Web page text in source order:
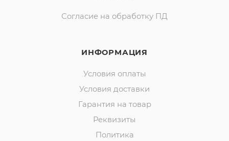
Согласие на обработку ПД
ИНФОРМАЦИЯ
Условия оплаты
Условия доставки
Гарантия на товар
Реквизиты
Политика